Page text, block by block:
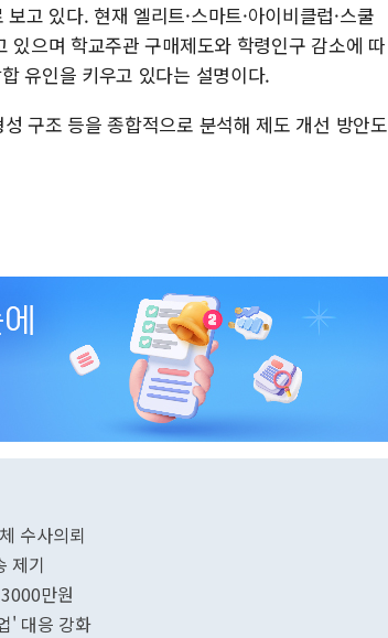
고 있다. 현재 엘리트·스마트·아이비클럽·스쿨
으며 학교주관 구매제도와 학령인구 감소에 따
유인을 키우고 있다는 설명이다.
구조 등을 종합적으로 분석해 제도 개선 방안도
수사의뢰
제기
만원
' 대응 강화